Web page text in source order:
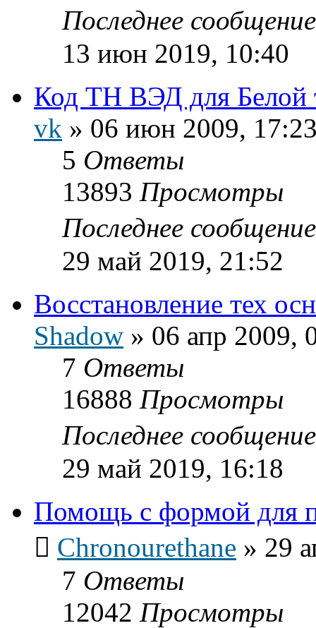
Последнее
13 июн 2019, 10:40
Код ТН ВЭД для Белой
vk » 06 июн 2009,
5 Ответы
13893 Просмотры
Последнее
29 май 2019, 21:52
Восстановление тех
Shadow » 06 апр 2009,
7 Ответы
16888 Просмотры
Последнее
29 май 2019, 16:18
Помощь с формой для
Chronourethane » 29
7 Ответы
12042 Просмотры